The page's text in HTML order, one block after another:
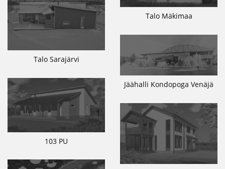
Talo Mäkimaa
Talo Sarajärvi
Jäähalli Kondopoga Venäjä
103 PU